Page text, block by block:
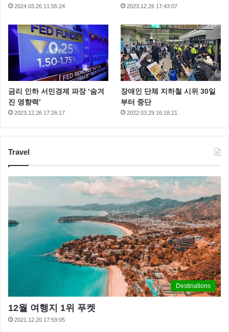
2024.03.26 11:55:24 2023.12.26 17:43:07
금리 인하 서민경제 파장 ‘숨겨
진 영향력’
2023.12.26 17:26:17
장애인 단체 지하철 시위 30일
부터 중단
2022.03.29 16:18:21
Travel
Destinations
12월 여행지 1위 푸켓
2021.12.20 17:59:05